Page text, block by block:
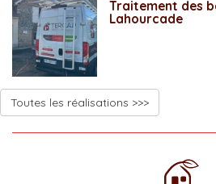
Traitement des
Lahourcade
Toutes les réalisations >>>